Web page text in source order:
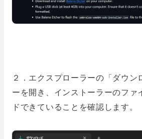
２．エクスプローラーの「ダウン
ーを開き、インストーラーのファ
ドできていることを確認します。